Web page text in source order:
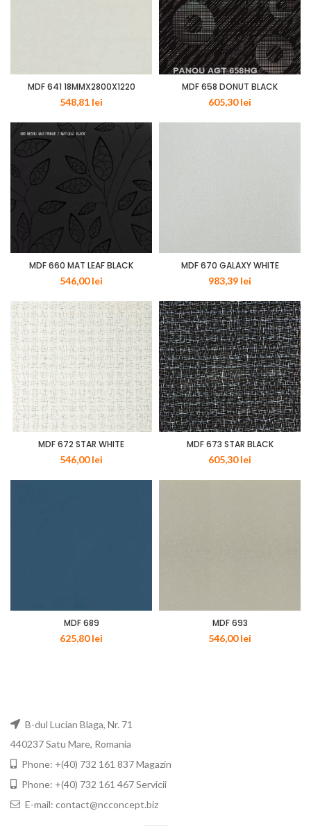
MDF 641 18MMX2800X1220
548,81 lei
MDF 658 DONUT BLACK
605,30lei
MDF 660 MAT LEAF BLACK
546,00lei
MDF 670 GALAXY WHITE
983,39 lei
MDF 672 STAR WHITE
546,00lei
MDF 673 STAR BLACK
605,30lei
MDF 689
625,80lei
MDF 693
546,00lei
B-dul Lucian Blaga, Nr. 71
440237 Satu Mare, Romania
Phone: +(40) 732 161 837 Magazin
Phone: +(40) 732 161 467 Servicii
E-mail: contact@ncconcept.biz